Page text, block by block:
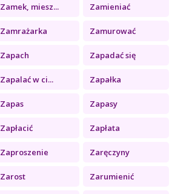
Zamek, miesz... Zamieniać
Zamrażarka Zamurować
Zapach Zapadać się
Zapalać w ci... Zapałka
Zapas Zapasy
Zapłacić Zapłata
Zaproszenie Zaręczyny
Zarost Zarumienić